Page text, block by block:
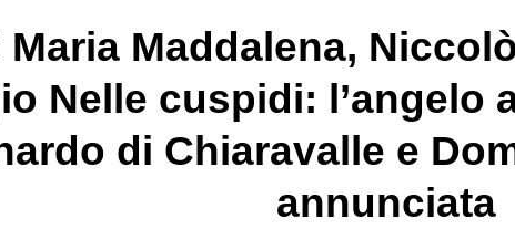
Maria Maddalena,
Nelle cuspidi: l’angelo
di Chiaravalle e
annunciata